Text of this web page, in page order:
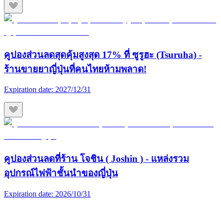
คูปองส่วนลดสุดคุ้มสูงสุด 17% ที่ ซูรูฮะ (Tsuruha) -
ร้านขายยาญี่ปุ่นที่คนไทยห้ามพลาด!
Expiration date: 2027/12/31
คูปองส่วนลดที่ร้าน โจชิน ( Joshin ) - แหล่งรวม
อุปกรณ์ไฟฟ้าชั้นนำของญี่ปุ่น
Expiration date: 2026/10/31